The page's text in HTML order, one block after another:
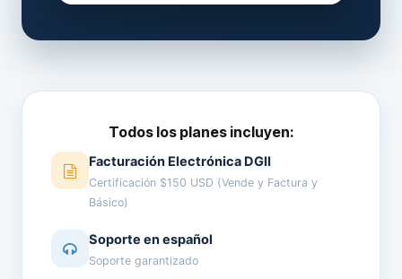
Todos los planes incluyen:
Facturación Electrónica DGII
Certificación $150 USD (Vende y Factura y
Básico)
Soporte en español
Soporte garantizado